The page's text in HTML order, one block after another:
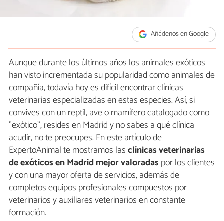
Añádenos en Google
Aunque durante los últimos años los animales exóticos
han visto incrementada su popularidad como animales de
compañía, todavía hoy es difícil encontrar clínicas
veterinarias especializadas en estas especies. Así, si
convives con un reptil, ave o mamífero catalogado como
"exótico", resides en Madrid y no sabes a qué clínica
acudir, no te preocupes. En este artículo de
ExpertoAnimal te mostramos lasclínicas veterinarias
de exóticos en Madrid mejor valoradas por los clientes
y con una mayor oferta de servicios, además de
completos equipos profesionales compuestos por
veterinarios y auxiliares veterinarios en constante
formación.